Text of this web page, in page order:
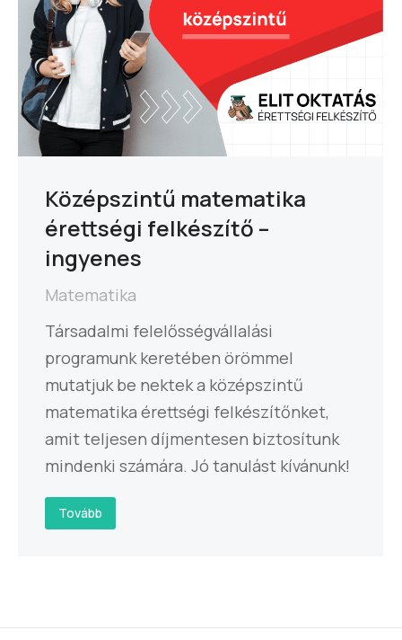
Középszintű matematika
érettségi felkészítő –
ingyenes
Matematika
Társadalmi felelősségvállalási
programunk keretében örömmel
mutatjuk be nektek a középszintű
matematika érettségi felkészítőnket,
amit teljesen díjmentesen biztosítunk
mindenki számára. Jó tanulást kívánunk!
Tovább